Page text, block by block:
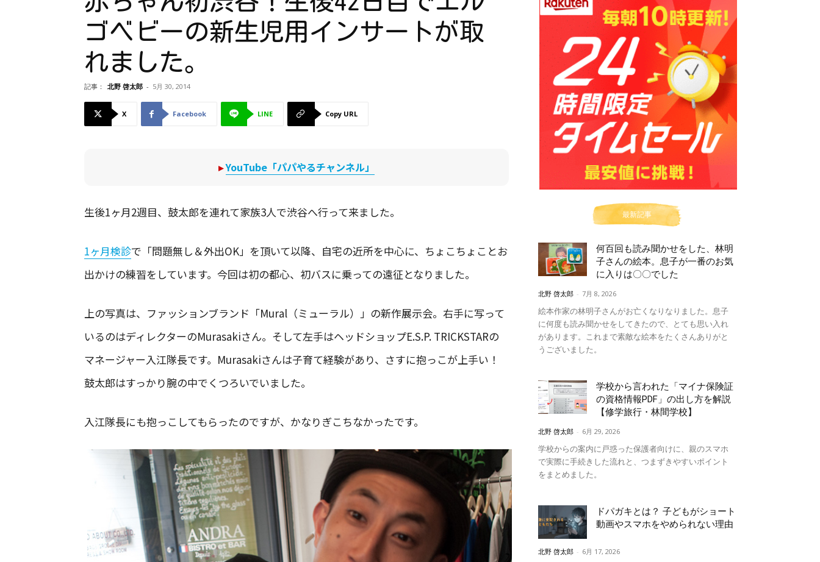
ゴベビーの新生児用インサートが取
れました。
記事： 北野 啓太郎 - 5月 30, 2014
X Facebook LINE Copy URL
▸YouTube「パパやるチャンネル」
生後1ヶ月2週目、鼓太郎を連れて家族3人で渋谷へ行って来ました。
1ヶ月検診で「問題無し＆外出OK」を頂いて以降、自宅の近所を中心に、ちょこちょことお
出かけの練習をしています。今回は初の都心、初バスに乗っての遠征となりました。
上の写真は、ファッションブランド「Mural（ミューラル）」の新作展示会。右手に写って
いるのはディレクターのMurasakiさん。そして左手はヘッドショップE.S.P. TRICKSTARの
マネージャー入江隊長です。Murasakiさんは子育て経験があり、さすに抱っこが上手い！
鼓太郎はすっかり腕の中でくつろいでいました。
入江隊長にも抱っこしてもらったのですが、かなりぎこちなかったです。
最新記事
何百回も読み聞かせをした、林明
子さんの絵本。息子が一番のお気
に入りは〇〇でした
北野 啓太郎 - 7月 8, 2026
絵本作家の林明子さんがお亡くなりなりました。息子
に何度も読み聞かせをしてきたので、とても思い入れ
があります。これまで素敵な絵本をたくさんありがと
うございました。
学校から言われた「マイナ保険証
の資格情報PDF」の出し方を解説
【修学旅行・林間学校】
北野 啓太郎 - 6月 29, 2026
学校からの案内に戸惑った保護者向けに、親のスマホ
で実際に手続きした流れと、つまずきやすいポイント
をまとめました。
ドパガキとは？ 子どもがショート
動画やスマホをやめられない理由
北野 啓太郎 - 6月 17, 2026